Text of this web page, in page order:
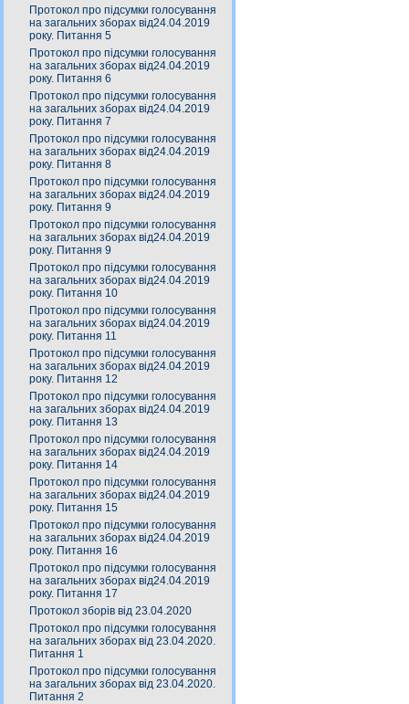
Протокол про підсумки голосування
на загальних зборах від24.04.2019
року. Питання 5
Протокол про підсумки голосування
на загальних зборах від24.04.2019
року. Питання 6
Протокол про підсумки голосування
на загальних зборах від24.04.2019
року. Питання 7
Протокол про підсумки голосування
на загальних зборах від24.04.2019
року. Питання 8
Протокол про підсумки голосування
на загальних зборах від24.04.2019
року. Питання 9
Протокол про підсумки голосування
на загальних зборах від24.04.2019
року. Питання 9
Протокол про підсумки голосування
на загальних зборах від24.04.2019
року. Питання 10
Протокол про підсумки голосування
на загальних зборах від24.04.2019
року. Питання 11
Протокол про підсумки голосування
на загальних зборах від24.04.2019
року. Питання 12
Протокол про підсумки голосування
на загальних зборах від24.04.2019
року. Питання 13
Протокол про підсумки голосування
на загальних зборах від24.04.2019
року. Питання 14
Протокол про підсумки голосування
на загальних зборах від24.04.2019
року. Питання 15
Протокол про підсумки голосування
на загальних зборах від24.04.2019
року. Питання 16
Протокол про підсумки голосування
на загальних зборах від24.04.2019
року. Питання 17
Протокол зборів від 23.04.2020
Протокол про підсумки голосування
на загальних зборах від 23.04.2020.
Питання 1
Протокол про підсумки голосування
на загальних зборах від 23.04.2020.
Питання 2